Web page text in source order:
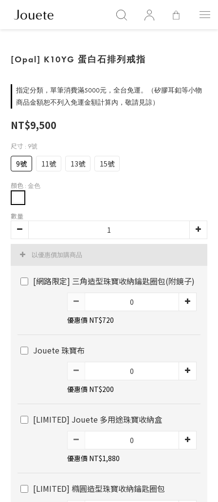
[Opal] K10YG 蛋白石排列戒指
指定分類，單筆消費滿5000元，全台免運。（矽膠耳釦等小物
商品金額恕不列入免運金額計算內，敬請見諒）
NT$9,500
尺寸 : 9號
9號 11號 13號 15號
顏色 : 金色
數量
以優惠價加購商品
[網路限定] 三角造型珠寶收納鑰匙圈包(附鏡子)
優惠價 NT$720
Jouete 珠寶布
優惠價 NT$200
[LIMITED] Jouete 多用途珠寶收納盒
優惠價 NT$1,880
[LIMITED] 橢圓造型珠寶收納鑰匙圈包